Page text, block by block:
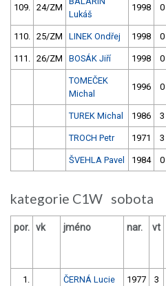
109. 24/ZM
Lukáš
1998 0
110. 25/ZM LINEK Ondřej 1998 0
111. 26/ZM BOSÁK Jiří 1998 0
TOMEČEK
Michal
1996 0
TUREK Michal 1986 3
TROCH Petr 1971 3
ŠVEHLA Pavel 1984 0
kategorie C1W sobota
por. vk jméno nar. vt
1. ČERNÁ Lucie 1977 3